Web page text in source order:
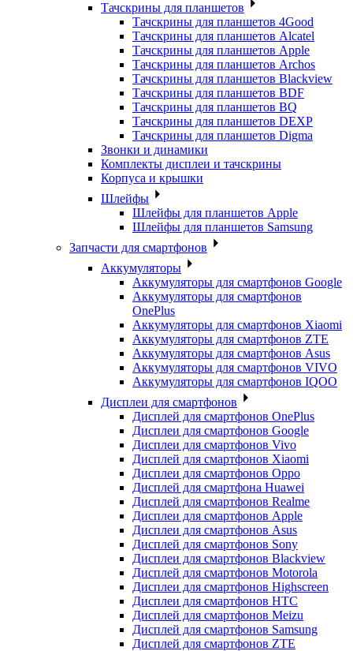
Тачскрины для планшетов
Тачскрины для планшетов 4Good
Тачскрины для планшетов Alcatel
Тачскрины для планшетов Apple
Тачскрины для планшетов Archos
Тачскрины для планшетов Blackview
Тачскрины для планшетов BDF
Тачскрины для планшетов BQ
Тачскрины для планшетов DEXP
Тачскрины для планшетов Digma
Звонки и динамики
Комплекты дисплеи и тачскрины
Корпуса и крышки
Шлейфы
Шлейфы для планшетов Apple
Шлейфы для планшетов Samsung
Запчасти для смартфонов
Аккумуляторы
Аккумуляторы для смартфонов Google
Аккумуляторы для смартфонов
OnePlus
Аккумуляторы для смартфонов Xiaomi
Аккумуляторы для смартфонов ZTE
Аккумуляторы для cмартфонов Asus
Аккумуляторы для смартфонов VIVO
Аккумуляторы для смартфонов IQOO
Дисплеи для смартфонов
Дисплей для смартфонов OnePlus
Дисплеи для смартфонов Google
Дисплеи для смартфонов Vivo
Дисплей для смартфонов Xiaomi
Дисплеи для смартфонов Oppo
Дисплей для смартфона Huawei
Дисплей для смартфонов Realme
Дисплеи для смартфонов Apple
Дисплеи для смартфонов Asus
Дисплей для смартфонов Sony
Дисплеи для смартфонов Blackview
Дисплей для смартфонов Motorola
Дисплеи для смартфонов Highscreen
Дисплеи для смартфонов HTC
Дисплей для смартфонов Meizu
Дисплей для смартфонов Samsung
Дисплей для смартфонов ZTE